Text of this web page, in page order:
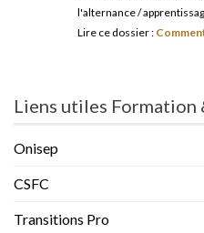
l'alternance /
Lire ce dossier :
Liens utiles Formation
Onisep
CSFC
Transitions Pro